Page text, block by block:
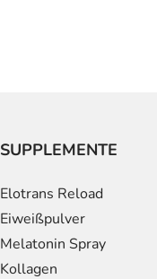
SUPPLEMENTE
Elotrans Reload
Eiweißpulver
Melatonin Spray
Kollagen